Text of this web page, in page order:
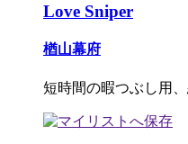
Love Sniper
楢山幕府
短時間の暇つぶし用